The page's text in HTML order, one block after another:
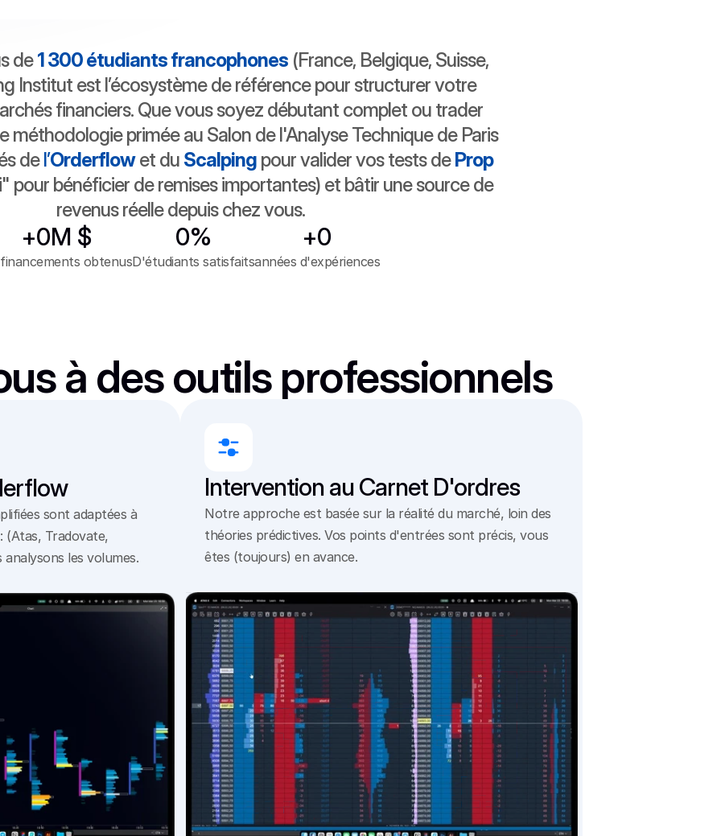
de 1 300 étudiants francophones (France, Belgique, Suisse,
Institut est l’écosystème de référence pour structurer votre
financiers. Que vous soyez débutant complet ou trader
méthodologie primée au Salon de l'Analyse Technique de Paris
de l’Orderflow et du Scalping pour valider vos tests de Prop
bénéficier de remises importantes) et bâtir une source de
revenus réelle depuis chez vous.
+0M $
obtenus
0%
D'étudiants satisfaits
+0
années d'expériences
à des outils professionnels
sont adaptées à
(Atas, Tradovate,
les volumes.
Intervention au Carnet D'ordres
Notre approche est basée sur la réalité du marché, loin des
théories prédictives. Vos points d'entrées sont précis, vous
êtes (toujours) en avance.